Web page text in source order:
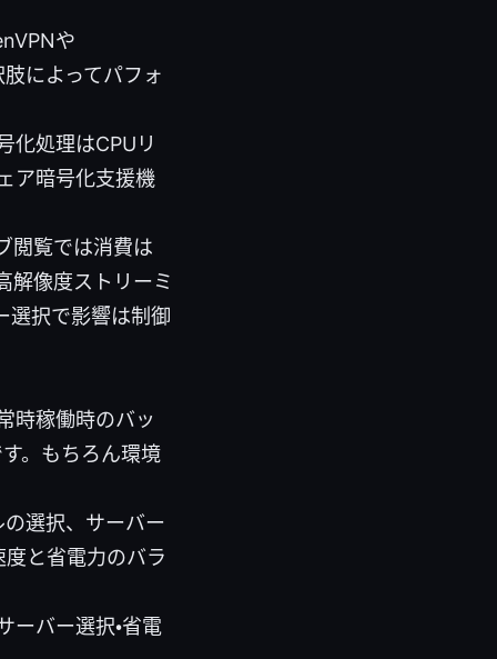
や
によってパフォ
化処理はCPUリ
ア暗号化支援機
閲覧では消費は
解像度ストリーミ
選択で影響は制御
時稼働時のバッ
。もちろん環境
選択、サーバー
と省電力のバラ
バー選択・省電